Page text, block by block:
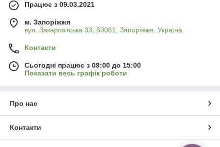
Працює з 09.03.2021
м. Запоріжжя
вул. Закарпатська 33, 69061, Запоріжжя, Україна
Контакти
Сьогодні працює з 09:00 до 15:00
Показати весь графік роботи
Про нас
Контакти